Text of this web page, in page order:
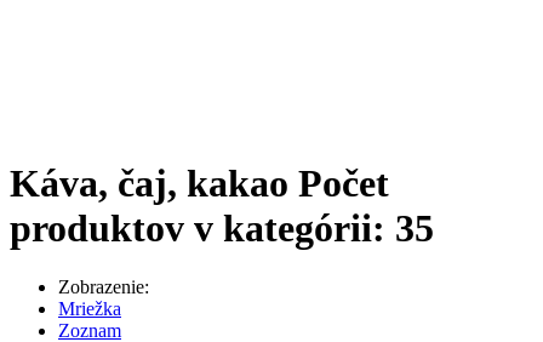
Káva, čaj, kakao Počet
produktov v kategórii: 35
Zobrazenie:
Mriežka
Zoznam